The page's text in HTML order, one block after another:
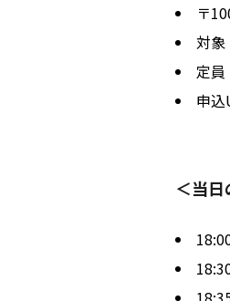
〒
対象
定員
申込
＜当